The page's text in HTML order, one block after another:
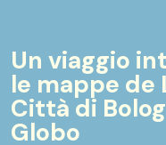
Un viaggio
le mappe de
Città di
Globo